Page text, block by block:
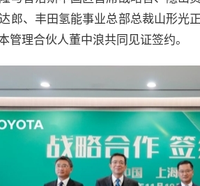
郎、丰田氢能事业总部总裁山形光
管理合伙人董中浪共同见证签约。